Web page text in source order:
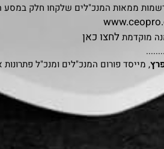
ממאות המנכ"לים שלקחו חלק במסע
מוקדמת לחצו כאן
, מייסד פורום המנכ"לים ומנכ"ל